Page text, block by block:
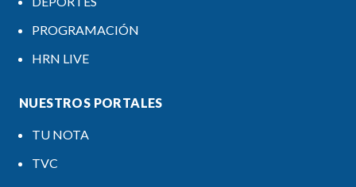
PROGRAMACIÓN
HRN LIVE
NUESTROS PORTALES
TU NOTA
TVC